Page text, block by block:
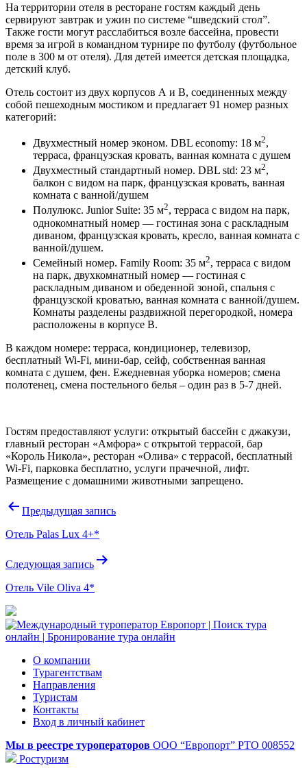
На территории отеля в ресторане гостям каждый день
сервируют завтрак и ужин по системе “шведский стол”.
Также гости могут расслабиться возле бассейна, провести
время за игрой в командном турнире по футболу (футбольное
поле в 300 м от отеля). Для детей имеется детская площадка,
детский клуб.
Отель состоит из двух корпусов А и B, соединенных между
собой пешеходным мостиком и предлагает 91 номер разных
категорий:
Двухместный номер эконом. DBL economy: 18 м2,
терраса, французская кровать, ванная комната с душем
Двухместный стандартный номер. DBL std: 23 м2,
балкон с видом на парк, французская кровать, ванная
комната с ванной/душем
Полулюкс. Junior Suite: 35 м2, терраса с видом на парк,
однокомнатный номер — гостиная зона с раскладным
диваном, французская кровать, кресло, ванная комната с
ванной/душем.
Семейный номер. Family Room: 35 м2, терраса с видом
на парк, двухкомнатный номер — гостиная с
раскладным диваном и обеденной зоной, спальня с
французской кроватью, ванная комната с ванной/душем.
Комнаты разделены раздвижной перегородкой, номера
расположены в корпусе B.
В каждом номере: терраса, кондиционер, телевизор,
бесплатный Wi-Fi, мини-бар, сейф, собственная ванная
комната с душем, фен. Ежедневная уборка номеров; смена
полотенец, смена постельного белья – один раз в 5-7 дней.
Гостям предоставляют услуги: открытый бассейн с джакузи,
главный ресторан «Амфора» с открытой террасой, бар
«Король Никола», ресторан «Олива» с террасой, бесплатный
Wi-Fi, парковка бесплатно, услуги прачечной, лифт.
Размещение с домашними животными запрещено.
Навигация
записям
Предыдущая запись
Отель Palas Lux 4+*
Следующая запись
Отель Vile Oliva 4*
О компании
Турагентствам
Направления
Туристам
Контакты
Вход в личный кабинет
Мы в реестре туроператоров ООО “Европорт” РТО 008552
Ростуризм